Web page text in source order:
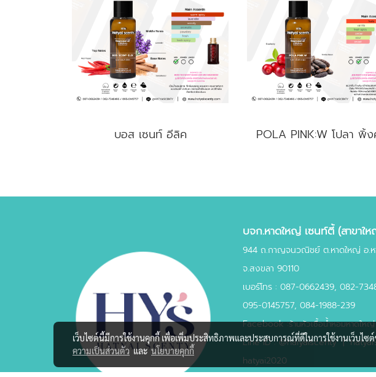
บอส เซนท์ อีลิค
บจก.หาดใหญ่ เซนท์ตี้ (สาขาใ
944 ถ.กาญจนวณิชย์ ต.หาดใหญ่ อ.
จ.สงขลา 90110
เบอร์โทร : 087-0662439, 082-
095-0145757, 084-1988-239
Facebook :ร้านหัวเชื้อน้ำหอมหาดให
Line ID :@haiyaiscenty|
hatyai2020
เว็บไซต์นี้มีการใช้งานคุกกี้ เพื่อเพิ่มประสิทธิภาพและประสบการณ์ที่ดีในการใช้งานเว็บไซ
ความเป็นส่วนตัวและนโยบายคุกกี้